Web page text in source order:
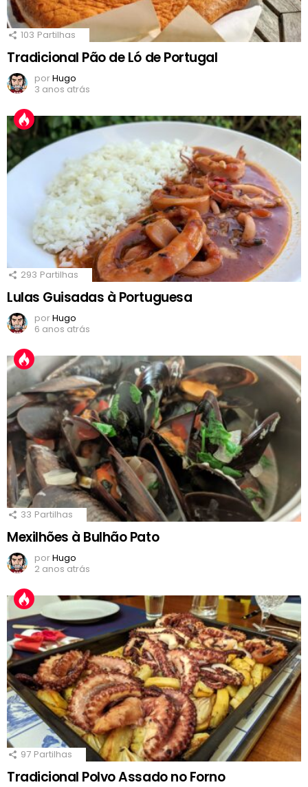
103 Partilhas
Tradicional Pão de Ló de Portugal
porHugo
3 anos atrás
293 Partilhas
Lulas Guisadas à Portuguesa
porHugo
6 anos atrás
33 Partilhas
Mexilhões à Bulhão Pato
porHugo
2 anos atrás
97 Partilhas
Tradicional Polvo Assado no Forno